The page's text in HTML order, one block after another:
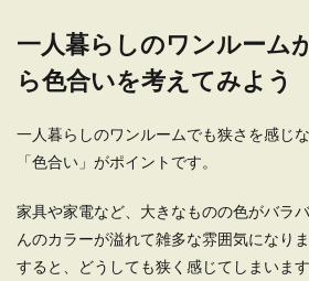
ーマンの中には、洗
一人暮らしのワン
一人暮らしだとワン
いですよね。キッチ
保されていな...
一人暮らしのワンルーム
ら色合いを考えてみよう
一人暮らしのワンルームでも狭さを感じ
「色合い」がポイントです。
家具や家電など、大きなものの色がバラ
んのカラーが溢れて雑多な雰囲気になりま
すると、どうしても狭く感じてしまいます